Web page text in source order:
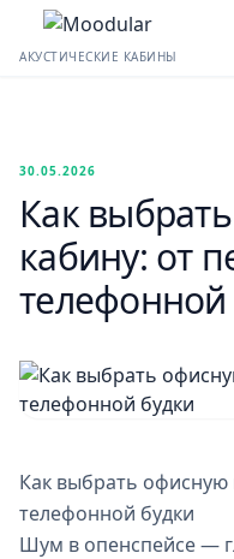
АКУСТИЧЕСКИЕ КАБИНЫ
30.05.2026
Как
кабину: от
телефонной
Как выбрать офисную
телефонной будки
Шум в опенспейсе —